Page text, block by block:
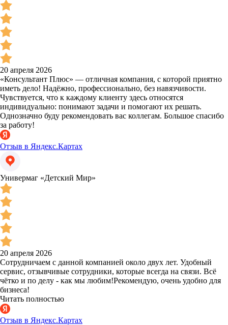
20 апреля 2026
«Консультант Плюс» — отличная компания, с которой приятно
иметь дело! Надёжно, профессионально, без навязчивости.
Чувствуется, что к каждому клиенту здесь относятся
индивидуально: понимают задачи и помогают их решать.
Однозначно буду рекомендовать вас коллегам. Большое спасибо
за работу!
Отзыв в Яндекс.Картах
Универмаг «Детский Мир»
20 апреля 2026
Сотрудничаем с данной компанией около двух лет. Удобный
сервис, отзывчивые сотрудники, которые всегда на связи. Всё
чётко и по делу - как мы любим!Рекомендую, очень удобно для
бизнеса!
Читать полностью
Отзыв в Яндекс.Картах